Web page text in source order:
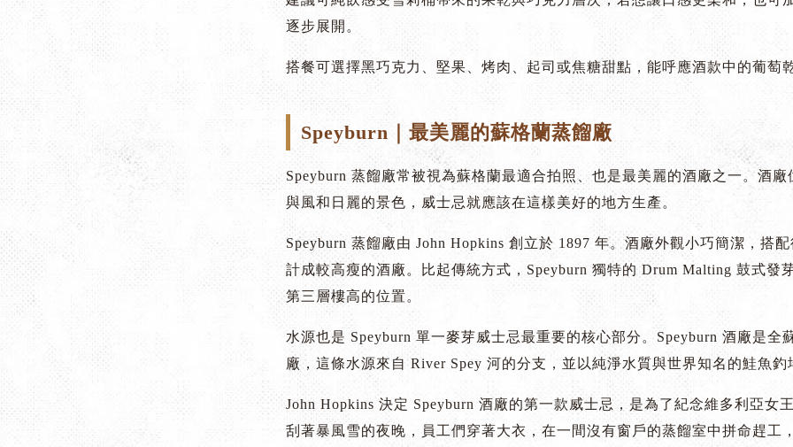
逐步展開。
搭餐可選擇黑巧克力、堅果、烤肉、起司或焦糖甜點，能呼應酒款中的葡萄
Speyburn｜最美麗的蘇格蘭蒸餾廠
Speyburn 蒸餾廠常被視為蘇格蘭最適合拍照、也是最美麗的酒廠之一。酒
與風和日麗的景色，威士忌就應該在這樣美好的地方生產。
Speyburn 蒸餾廠由 John Hopkins 創立於 1897 年。酒廠外觀小巧簡潔，搭
計成較高瘦的酒廠。比起傳統方式，Speyburn 獨特的 Drum Malting 鼓式發
第三層樓高的位置。
水源也是 Speyburn 單一麥芽威士忌最重要的核心部分。Speyburn 酒廠是
廠，這條水源來自 River Spey 河的分支，並以純淨水質與世界知名的鮭魚釣
John Hopkins 決定 Speyburn 酒廠的第一款威士忌，是為了紀念維多利亞女
刮著暴風雪的夜晚，員工們穿著大衣，在一間沒有窗戶的蒸餾室中拼命趕工